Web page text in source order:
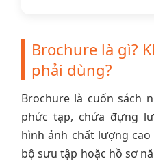
Brochure là gì?
phải dùng?
Brochure là cuốn sách
phức tạp, chứa đựng
hình ảnh chất lượng
bộ sưu tập hoặc hồ sơ